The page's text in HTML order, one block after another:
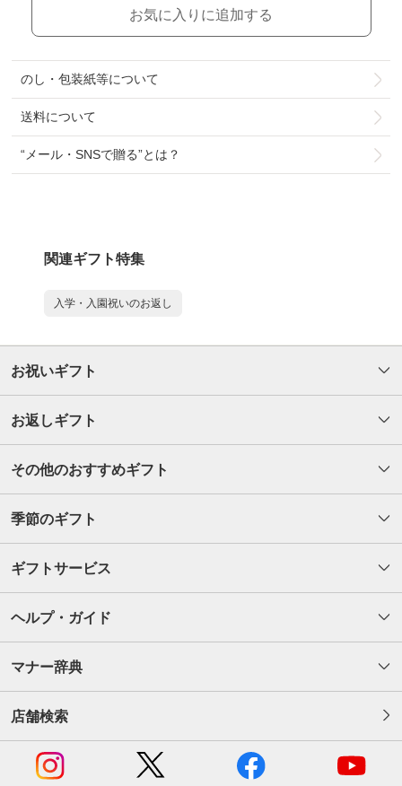
お気に入りに追加する
のし・包装紙等について
送料について
“メール・SNSで贈る”とは？
関連ギフト特集
入学・入園祝いのお返し
お祝いギフト
お返しギフト
その他のおすすめギフト
季節のギフト
ギフトサービス
ヘルプ・ガイド
マナー辞典
店舗検索